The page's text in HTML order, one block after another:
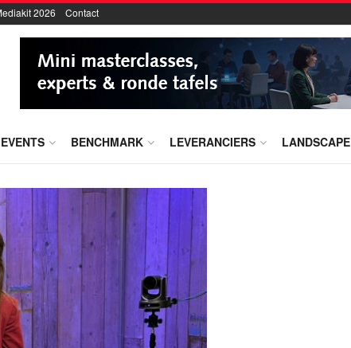
2026 Contact
BENCHMARK LEVERANCIERS LANDSCAPE